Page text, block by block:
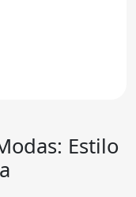
: Estilo